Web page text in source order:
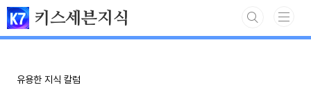
본문 바로가기
키스세븐지식
유용한 지식 칼럼